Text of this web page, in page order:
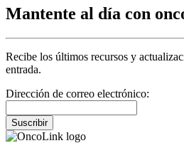
Mantente al día con
Recibe los últimos recursos y
entrada.
Dirección de correo electrónico:
Suscribir